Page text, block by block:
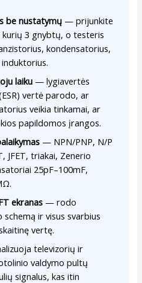
be nustatymų — prijunkite
3 gnybtų, o testeris
kondensatorius,
laiku — lygiavertės
vertė parodo, ar
veikia tinkamai, ar
papildomos įrangos.
— NPN/PNP, N/P
JFET, triakai, Zenerio
25pF–100mF,
ekranas — rodo
ir visus svarbius
vertę.
televizorių ir
valdymo pultų
signalus, kas itin